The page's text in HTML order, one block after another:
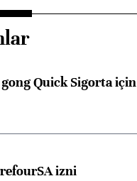
Quick Sigorta için
izni